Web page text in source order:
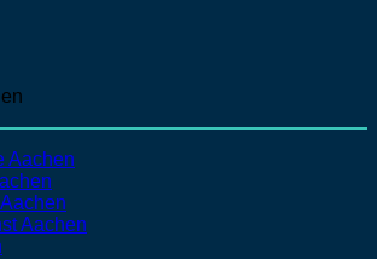
Aachen
Aachen
Aachen